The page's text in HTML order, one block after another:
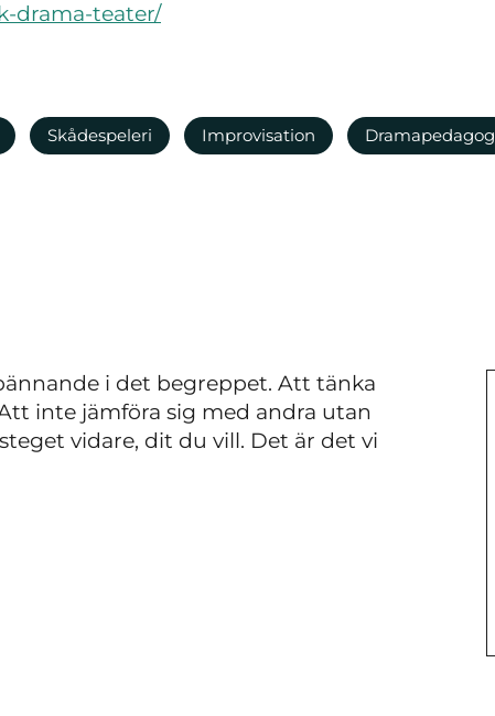
drama-teater/
Skådespeleri Improvisation Dramapedagog
i det begreppet. Att tänka
inte jämföra sig med andra utan
vidare, dit du vill. Det är det vi